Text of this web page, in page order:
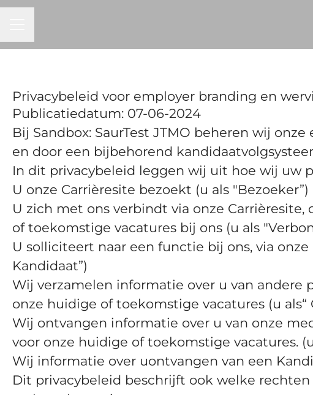
Privacybeleid voor employer branding en
Publicatiedatum: 07-06-2024
Bij Sandbox: SaurTest JTMO beheren wij
en door een bijbehorend
In dit privacybeleid leggen wij uit hoe wij uw
U onze Carrièresite bezoekt (u als "Bezoeker”)
U zich met ons verbindt via onze
of toekomstige vacatures bij ons (u als
U solliciteert naar een functie bij ons, via
Kandidaat”)
Wij verzamelen informatie over u van
onze huidige of toekomstige vacatures (u als“
Wij ontvangen informatie over u van onze
voor onze huidige of toekomstige vacatures.
Wij informatie over uontvangen van een
Dit privacybeleid beschrijft ook welke